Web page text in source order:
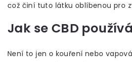
což činí tuto látku oblíbenou pro
Jak se CBD používá
Není to jen o kouření nebo